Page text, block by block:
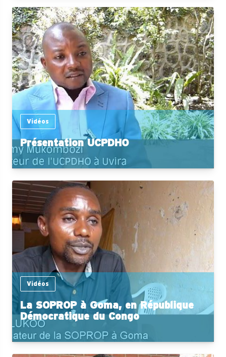
Vidéos
Présentation UCPDHO
Vidéos
La SOPROP à Goma, en République
Démocratique du Congo